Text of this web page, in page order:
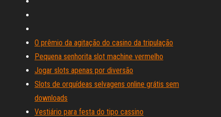
O prêmio da agitação do casino da tripulação
Pequena senhorita slot machine vermelho
Jogar slots apenas por diversão
Slots de orquídeas selvagens online grátis sem
downloads
Vestiário para festa do tipo cassino